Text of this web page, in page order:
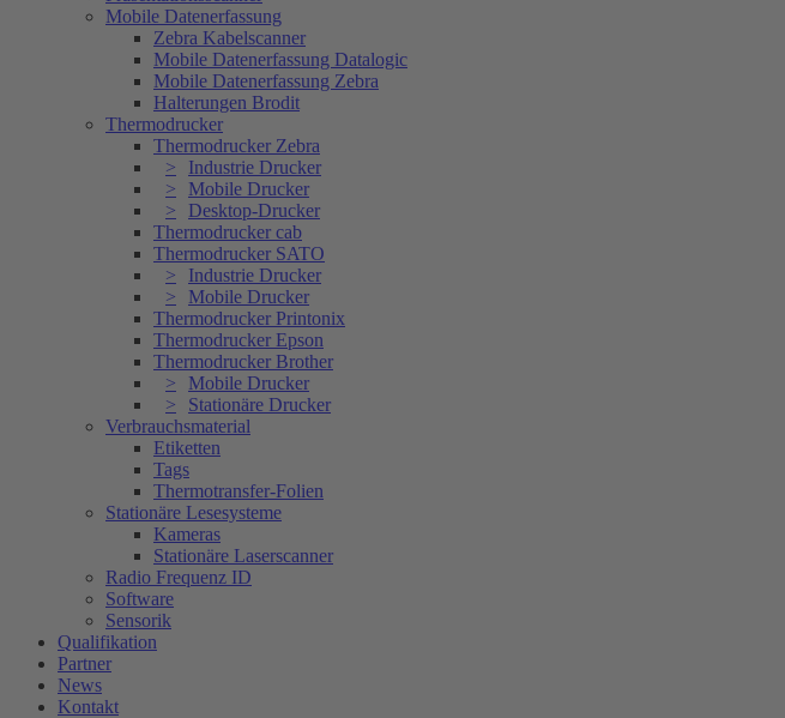
Mobile Datenerfassung
Zebra Kabelscanner
Mobile Datenerfassung Datalogic
Mobile Datenerfassung Zebra
Halterungen Brodit
Thermodrucker
Thermodrucker Zebra
Industrie Drucker
Mobile Drucker
Desktop-Drucker
Thermodrucker cab
Thermodrucker SATO
Industrie Drucker
Mobile Drucker
Thermodrucker Printonix
Thermodrucker Epson
Thermodrucker Brother
Mobile Drucker
Stationäre Drucker
Verbrauchsmaterial
Etiketten
Tags
Thermotransfer-Folien
Stationäre Lesesysteme
Kameras
Stationäre Laserscanner
Radio Frequenz ID
Software
Sensorik
Qualifikation
Partner
News
Kontakt